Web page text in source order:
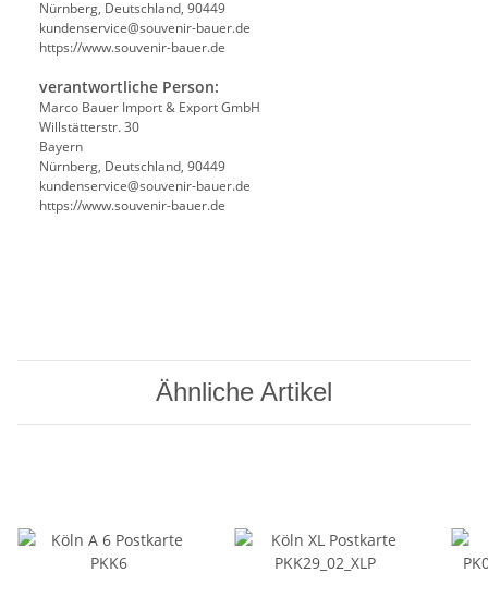
Nürnberg, Deutschland, 90449
kundenservice@souvenir-bauer.de
https://www.souvenir-bauer.de
verantwortliche Person:
Marco Bauer Import & Export GmbH
Willstätterstr. 30
Bayern
Nürnberg, Deutschland, 90449
kundenservice@souvenir-bauer.de
https://www.souvenir-bauer.de
Ähnliche Artikel